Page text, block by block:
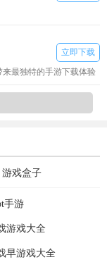
最独特的手游下载体验
立即下载
游戏盒子
手游
游戏大全
早游戏大全